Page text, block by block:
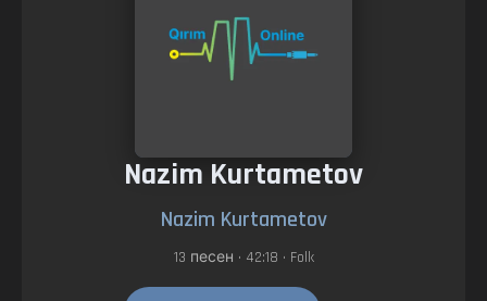
Nazim Kurtametov
Nazim Kurtametov
13 песен • 42:18 • Folk